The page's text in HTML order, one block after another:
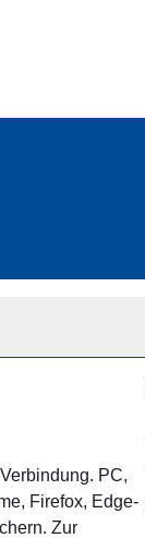
PC,
Firefox, Edge-
Zur